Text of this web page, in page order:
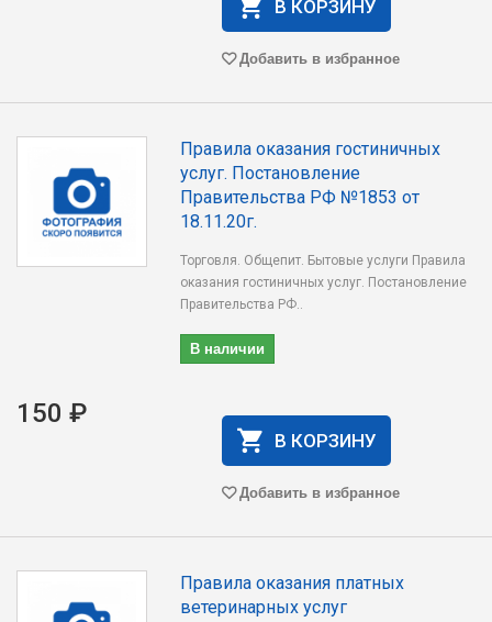
В КОРЗИНУ
Добавить в избранное
Правила оказания гостиничных
услуг. Постановление
Правительства РФ №1853 от
18.11.20г.
Торговля. Общепит. Бытовые услуги Правила
оказания гостиничных услуг. Постановление
Правительства РФ..
В наличии
150 ₽
В КОРЗИНУ
Добавить в избранное
Правила оказания платных
ветеринарных услуг